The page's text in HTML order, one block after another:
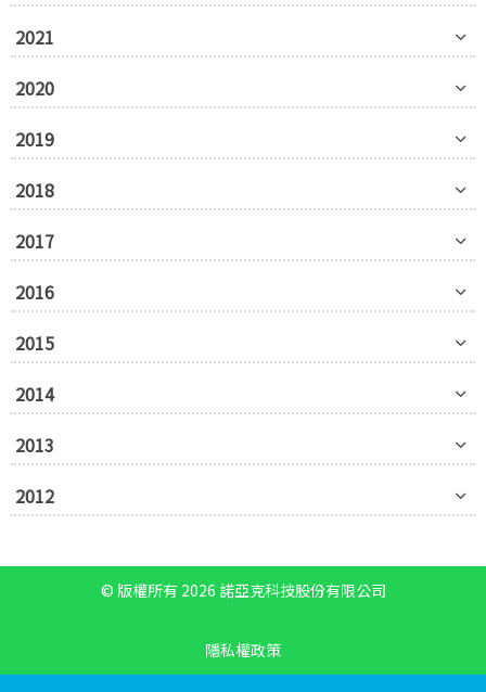
2021
2020
2019
2018
2017
2016
2015
2014
2013
2012
© 版權所有 2026 諾亞克科技股份有限公司
隱私權政策